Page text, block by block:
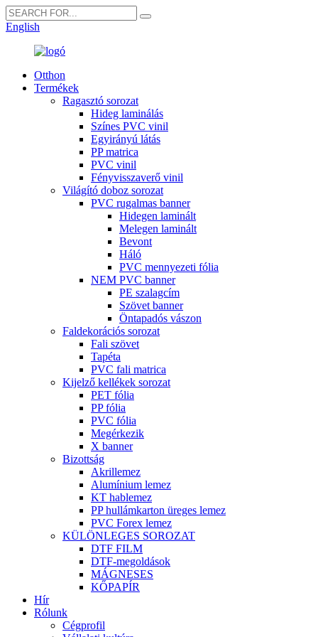
English
Otthon
Termékek
Ragasztó sorozat
Hideg laminálás
Színes PVC vinil
Egyirányú látás
PP matrica
PVC vinil
Fényvisszaverő vinil
Világító doboz sorozat
PVC rugalmas banner
Hidegen laminált
Melegen laminált
Bevont
Háló
PVC mennyezeti fólia
NEM PVC banner
PE szalagcím
Szövet banner
Öntapadós vászon
Faldekorációs sorozat
Fali szövet
Tapéta
PVC fali matrica
Kijelző kellékek sorozat
PET fólia
PP fólia
PVC fólia
Megérkezik
X banner
Bizottság
Akrillemez
Alumínium lemez
KT hablemez
PP hullámkarton üreges lemez
PVC Forex lemez
KÜLÖNLEGES SOROZAT
DTF FILM
DTF-megoldások
MÁGNESES
KŐPAPÍR
Hír
Rólunk
Cégprofil